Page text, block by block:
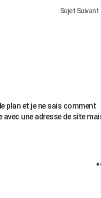
Sujet Suivant
plan et je ne sais comment
une adresse de site